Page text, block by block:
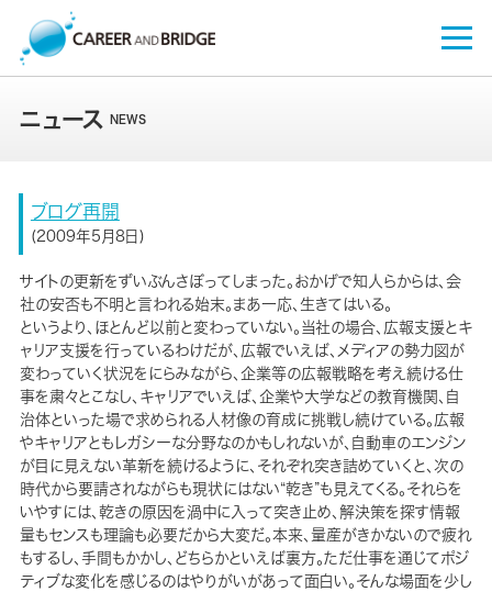
会社概要
サービス概要
事例 CASES
セミナー SEMINAR
お問い合わせ CONTACT
サイトマップ サイトポリシー
ニュース NEWS
ブログ再開
(2009年5月8日)
サイトの更新をずいぶんさぼってしまった。おかげで知人らからは、会
社の安否も不明と言われる始末。まあ一応、生きてはいる。
というより、ほとんど以前と変わっていない。当社の場合、広報支援とキ
ャリア支援を行っているわけだが、広報でいえば、メディアの勢力図が
変わっていく状況をにらみながら、企業等の広報戦略を考え続ける仕
事を粛々とこなし、キャリアでいえば、企業や大学などの教育機関、自
治体といった場で求められる人材像の育成に挑戦し続けている。広報
やキャリアともレガシーな分野なのかもしれないが、自動車のエンジン
が目に見えない革新を続けるように、それぞれ突き詰めていくと、次の
時代から要請されながらも現状にはない“乾き”も見えてくる。それらを
いやすには、乾きの原因を渦中に入って突き止め、解決策を探す情報
量もセンスも理論も必要だから大変だ。本来、量産がきかないので疲れ
もするし、手間もかかし、どちらかといえば裏方。ただ仕事を通じてポジ
ティブな変化を感じるのはやりがいがあって面白い。そんな場面を少し